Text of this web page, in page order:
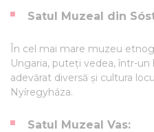
Satul Muzeal din
În cel mai mare muzeu
Ungaria, puteți vedea, într-
adevărat diversă și cultura
Nyíregyháza.
Satul Muzeal Vas: